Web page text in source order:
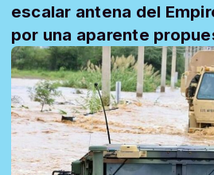
escalar antena del
por una aparente
matrimonio